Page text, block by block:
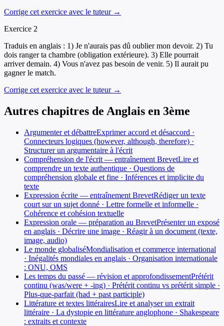
Corrige cet exercice avec le tuteur →
Exercice 2
Traduis en anglais : 1) Je n'aurais pas dû oublier mon devoir. 2) Tu
dois ranger ta chambre (obligation extérieure). 3) Elle pourrait
arriver demain. 4) Vous n'avez pas besoin de venir. 5) Il aurait pu
gagner le match.
Corrige cet exercice avec le tuteur →
Autres chapitres de Anglais en 3ème
Argumenter et débattreExprimer accord et désaccord ·
Connecteurs logiques (however, although, therefore) ·
Structurer un argumentaire à l'écrit
Compréhension de l'écrit — entraînement BrevetLire et
comprendre un texte authentique · Questions de
compréhension globale et fine · Inférences et implicite du
texte
Expression écrite — entraînement BrevetRédiger un texte
court sur un sujet donné · Lettre formelle et informelle ·
Cohérence et cohésion textuelle
Expression orale — préparation au BrevetPrésenter un exposé
en anglais · Décrire une image · Réagir à un document (texte,
image, audio)
Le monde globaliséMondialisation et commerce international
· Inégalités mondiales en anglais · Organisation internationale
: ONU, OMS
Les temps du passé — révision et approfondissementPrétérit
continu (was/were + -ing) · Prétérit continu vs prétérit simple ·
Plus-que-parfait (had + past participle)
Littérature et textes littérairesLire et analyser un extrait
littéraire · La dystopie en littérature anglophone · Shakespeare
: extraits et contexte